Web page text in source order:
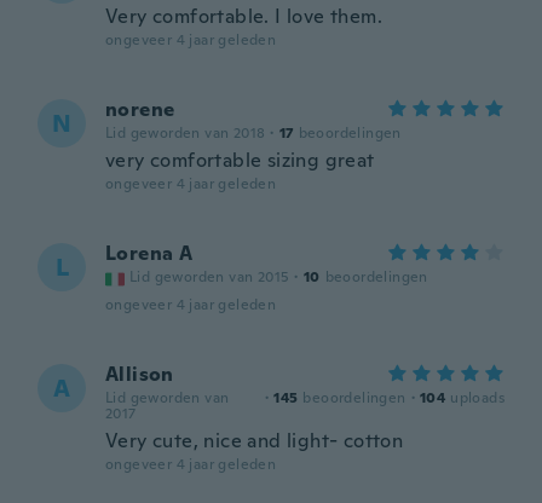
Very comfortable. I love them.
ongeveer 4 jaar geleden
N norene
Lid geworden van 2018 · 17 beoordelingen
very comfortable sizing great
ongeveer 4 jaar geleden
L Lorena A
Lid geworden van 2015 · 10 beoordelingen
ongeveer 4 jaar geleden
A Allison
Lid geworden van
2017
· 145 beoordelingen · 104 uploads
Very cute, nice and light- cotton
ongeveer 4 jaar geleden